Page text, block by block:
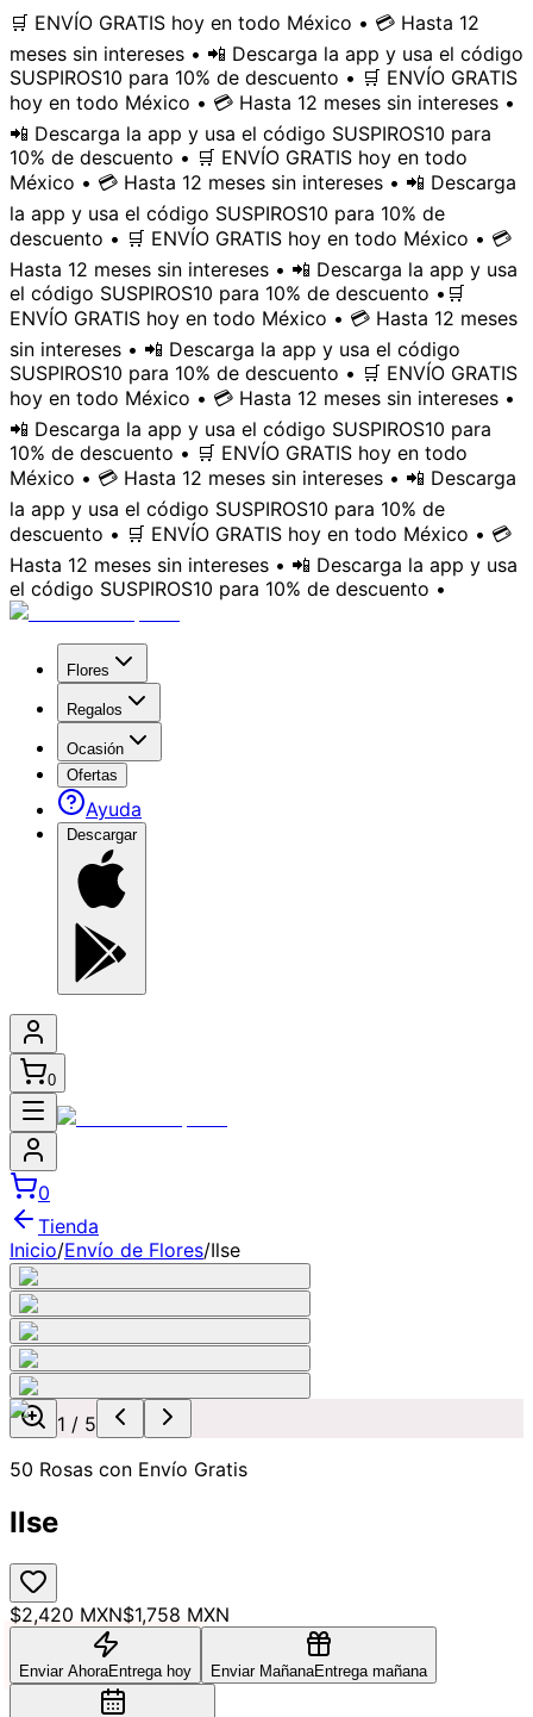
🛒 ENVÍO GRATIS hoy en todo México • 💳 Hasta 12
meses sin intereses • 📲 Descarga la app y usa el código
SUSPIROS10 para 10% de descuento • 🛒 ENVÍO GRATIS
hoy en todo México • 💳 Hasta 12 meses sin intereses •
📲 Descarga la app y usa el código SUSPIROS10 para
10% de descuento • 🛒 ENVÍO GRATIS hoy en todo
México • 💳 Hasta 12 meses sin intereses • 📲 Descarga
la app y usa el código SUSPIROS10 para 10% de
descuento • 🛒 ENVÍO GRATIS hoy en todo México • 💳
Hasta 12 meses sin intereses • 📲 Descarga la app y usa
el código SUSPIROS10 para 10% de descuento • 🛒
ENVÍO GRATIS hoy en todo México • 💳 Hasta 12 meses
sin intereses • 📲 Descarga la app y usa el código
SUSPIROS10 para 10% de descuento • 🛒 ENVÍO GRATIS
hoy en todo México • 💳 Hasta 12 meses sin intereses •
📲 Descarga la app y usa el código SUSPIROS10 para
10% de descuento • 🛒 ENVÍO GRATIS hoy en todo
México • 💳 Hasta 12 meses sin intereses • 📲 Descarga
la app y usa el código SUSPIROS10 para 10% de
descuento • 🛒 ENVÍO GRATIS hoy en todo México • 💳
Hasta 12 meses sin intereses • 📲 Descarga la app y usa
el código SUSPIROS10 para 10% de descuento •
Flores
Regalos
Ocasión
Ofertas
Ayuda
Descargar
0
0
Tienda
Inicio/Envío de Flores/Ilse
1 / 5
50 Rosas con Envío Gratis
Ilse
$2,420 MXN$1,758 MXN
Enviar AhoraEntrega hoy Enviar MañanaEntrega mañana